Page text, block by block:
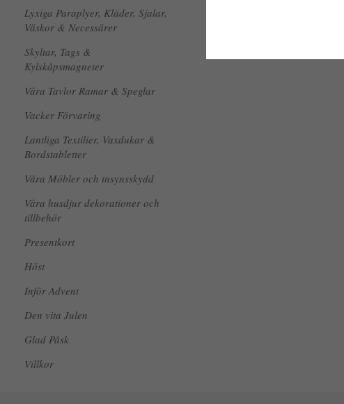
Lyxiga Paraplyer, Kläder, Sjalar,
Väskor & Necessärer
Skyltar, Tags &
Kylskåpsmagneter
Våra Tavlor Ramar & Speglar
Vacker Förvaring
Lantliga Textilier, Vaxdukar &
Bordstabletter
Våra Möbler och insynsskydd
Våra husdjur dekorationer och
tillbehör
Presentkort
Höst
Inför Advent
Den vita Julen
Glad Påsk
Villkor